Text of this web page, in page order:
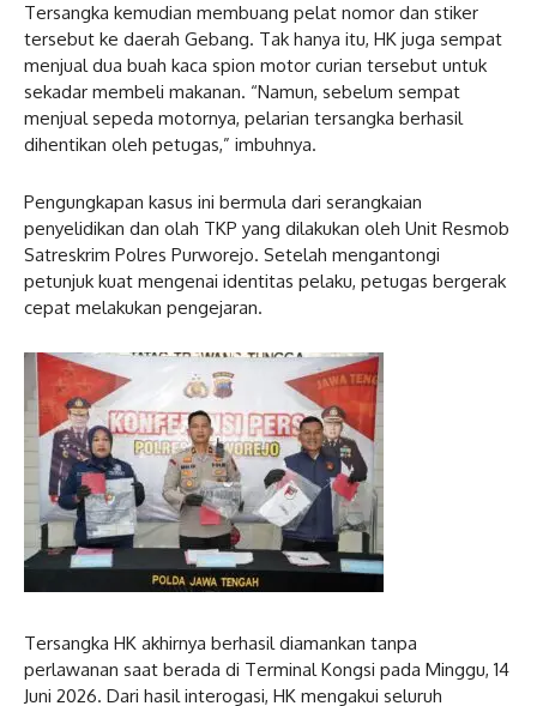
Tersangka kemudian membuang pelat nomor dan stiker
tersebut ke daerah Gebang. Tak hanya itu, HK juga sempat
menjual dua buah kaca spion motor curian tersebut untuk
sekadar membeli makanan. “Namun, sebelum sempat
menjual sepeda motornya, pelarian tersangka berhasil
dihentikan oleh petugas,” imbuhnya.
Pengungkapan kasus ini bermula dari serangkaian
penyelidikan dan olah TKP yang dilakukan oleh Unit Resmob
Satreskrim Polres Purworejo. Setelah mengantongi
petunjuk kuat mengenai identitas pelaku, petugas bergerak
cepat melakukan pengejaran.
Tersangka HK akhirnya berhasil diamankan tanpa
perlawanan saat berada di Terminal Kongsi pada Minggu, 14
Juni 2026. Dari hasil interogasi, HK mengakui seluruh